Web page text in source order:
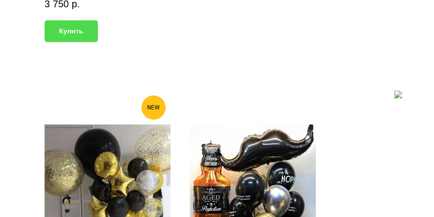
3 750 р.
Купить
NEW